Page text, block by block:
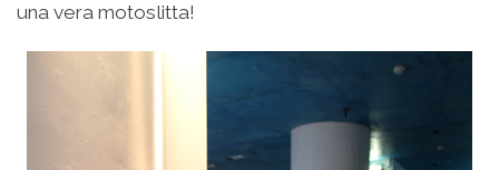
una vera motoslitta!